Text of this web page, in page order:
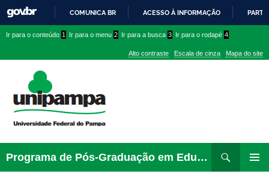
PARA
CONTEÚDO
COMUNICA BR ACESSO À INFORMAÇÃO
conteúdo
menu
superior
menu
Ir para o conteúdo 1 Ir para o menu 2 Ir para a busca 3 Ir para o rodapé 4
Alto contraste Escala de cinza Mapa do site
Programa de Pós-Graduação em Educação – PPGEdu
para